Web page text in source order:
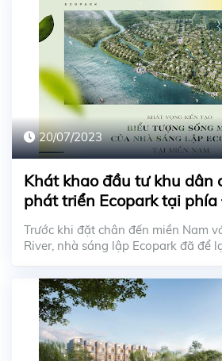
20/07/2023
Khát khao đầu tư khu dân
phát triển Ecopark tại
phố
Trước khi đặt chân đến miền Nam
River, nhà sáng lập Ecopark đã để